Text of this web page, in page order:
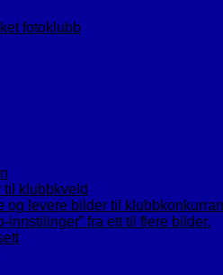
fotoklubb
til klubbkveld
og levere bilder til
innstilinger” fra ett til flere bilder.